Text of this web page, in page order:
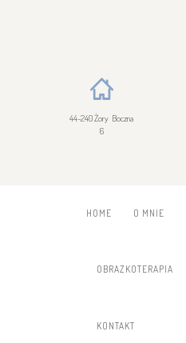
44-240 Żory Boczna
6
HOME O MNIE
OBRAZKOTERAPIA
KONTAKT